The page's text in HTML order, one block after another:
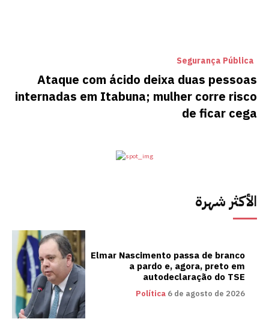
Segurança Pública
Ataque com ácido deixa duas pessoas
internadas em Itabuna; mulher corre risco
de ficar cega
الأكثر شهرة
Elmar Nascimento passa de branco
a pardo e, agora, preto em
autodeclaração do TSE
Política 6 de agosto de 2026